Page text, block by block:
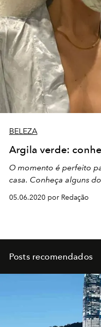
BELEZA
Argila verde:
O momento é perfeito
casa. Conheça alguns
05.06.2020 por Redação
Posts recomendados